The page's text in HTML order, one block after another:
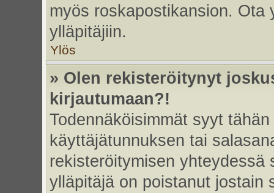
myös roskapostikansion. Ota
ylläpitäjiin.
Ylös
» Olen rekisteröitynyt
kirjautumaan?!
Todennäköisimmät syyt
käyttäjätunnuksen tai
rekisteröitymisen yhteydessä
ylläpitäjä on poistanut jostain